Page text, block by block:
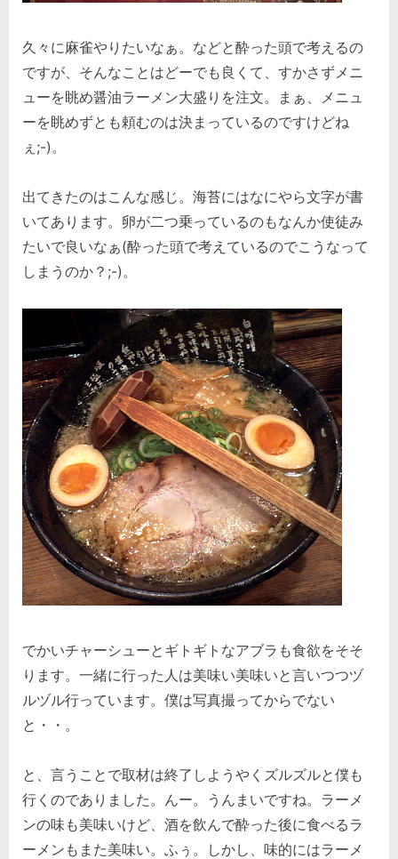
久々に麻雀やりたいなぁ。などと酔った頭で考えるの
ですが、そんなことはどーでも良くて、すかさずメニ
ューを眺め醤油ラーメン大盛りを注文。まぁ、メニュ
ーを眺めずとも頼むのは決まっているのですけどね
ぇ;-)。
出てきたのはこんな感じ。海苔にはなにやら文字が書
いてあります。卵が二つ乗っているのもなんか使徒み
たいで良いなぁ(酔った頭で考えているのでこうなって
しまうのか？;-)。
でかいチャーシューとギトギトなアブラも食欲をそそ
ります。一緒に行った人は美味い美味いと言いつつヅ
ルヅル行っています。僕は写真撮ってからでない
と・・。
と、言うことで取材は終了しようやくズルズルと僕も
行くのでありました。んー。うんまいですね。ラーメ
ンの味も美味いけど、酒を飲んで酔った後に食べるラ
ーメンもまた美味い。ふぅ。しかし、味的にはラーメ